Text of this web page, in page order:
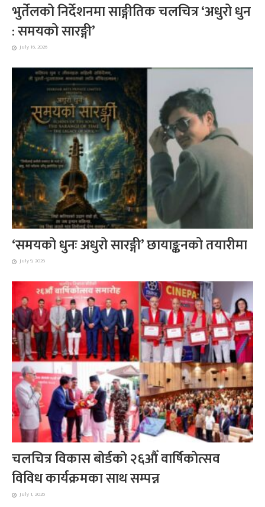
भुर्तेलको निर्देशनमा साङ्गीतिक चलचित्र ‘अधुरो धुन
: समयको सारङ्गी’
July 16, 2026
‘समयको धुनः अधुरो सारङ्गी’ छायाङ्कनको तयारीमा
July 9, 2026
चलचित्र विकास बोर्डको २६औँ वार्षिकोत्सव
विविध कार्यक्रमका साथ सम्पन्न
July 1, 2026